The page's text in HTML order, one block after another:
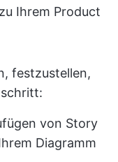
Ihrem Product
festzustellen,
von Story
Diagramm